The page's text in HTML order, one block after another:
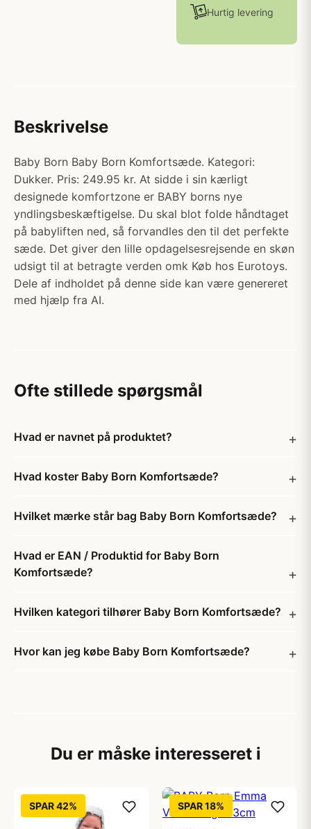
Hurtig levering
Beskrivelse
Baby Born Baby Born Komfortsæde. Kategori:
Dukker. Pris: 249.95 kr. At sidde i sin kærligt
designede komfortzone er BABY borns nye
yndlingsbeskæftigelse. Du skal blot folde håndtaget
på babyliften ned, så forvandles den til det perfekte
sæde. Det giver den lille opdagelsesrejsende en skøn
udsigt til at betragte verden omk Køb hos Eurotoys.
Dele af indholdet på denne side kan være genereret
med hjælp fra AI.
Ofte stillede spørgsmål
Hvad er navnet på produktet?
Hvad koster Baby Born Komfortsæde?
Hvilket mærke står bag Baby Born Komfortsæde?
Hvad er EAN / Produktid for Baby Born
Komfortsæde?
Hvilken kategori tilhører Baby Born Komfortsæde?
Hvor kan jeg købe Baby Born Komfortsæde?
Du er måske interesseret i
SPAR 42% SPAR 18%